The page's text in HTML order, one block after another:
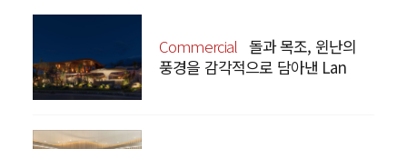
Commercial 돌과 목조, 윈난의
풍경을 감각적으로 담아낸 Lan